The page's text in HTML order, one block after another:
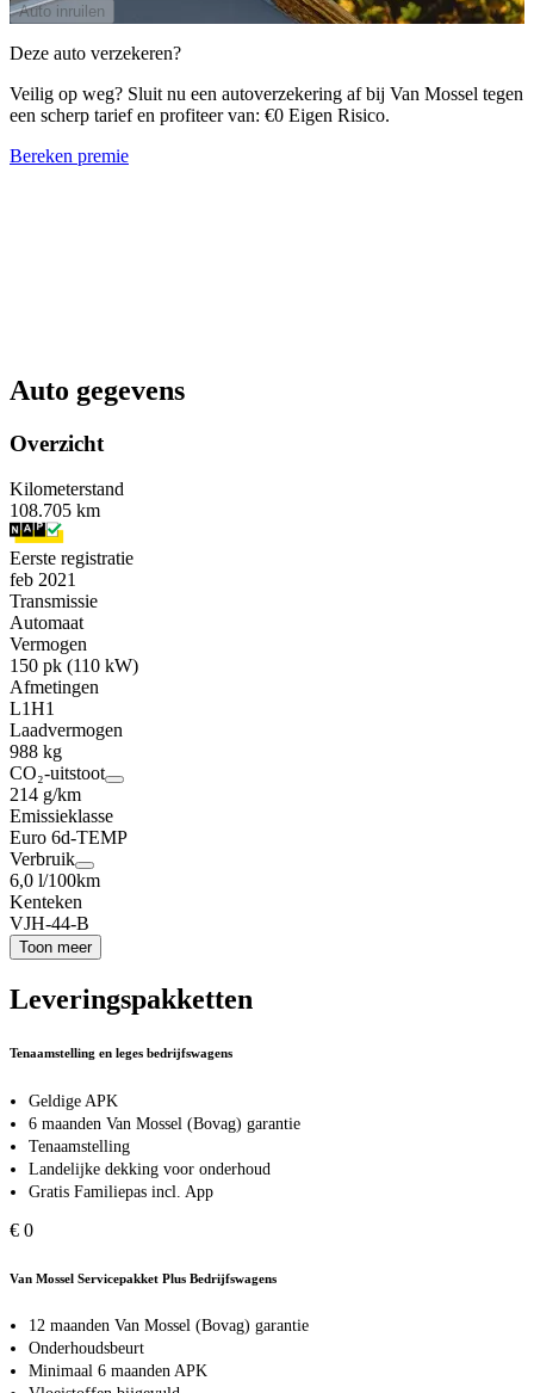
Auto inruilen
Deze auto verzekeren?
Veilig op weg? Sluit nu een autoverzekering af bij Van Mossel tegen
een scherp tarief en profiteer van: €0 Eigen Risico.
Bereken premie
Auto gegevens
Overzicht
Kilometerstand
108.705 km
Eerste registratie
feb 2021
Transmissie
Automaat
Vermogen
150 pk (110 kW)
Afmetingen
L1H1
Laadvermogen
988 kg
CO₂-uitstoot
214 g/km
Emissieklasse
Euro 6d-TEMP
Verbruik
6,0 l/100km
Kenteken
VJH-44-B
Toon meer
Leveringspakketten
Tenaamstelling en leges bedrijfswagens
Geldige APK
6 maanden Van Mossel (Bovag) garantie
Tenaamstelling
Landelijke dekking voor onderhoud
Gratis Familiepas incl. App
€ 0
Van Mossel Servicepakket Plus Bedrijfswagens
12 maanden Van Mossel (Bovag) garantie
Onderhoudsbeurt
Minimaal 6 maanden APK